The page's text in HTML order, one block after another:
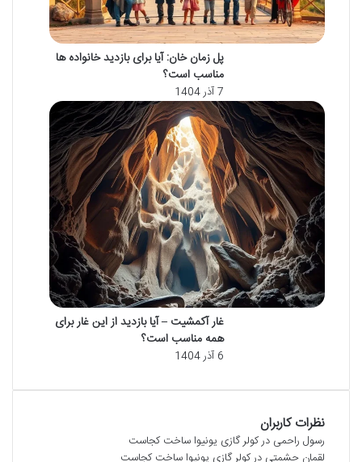
پل زمان خان: آیا برای بازدید خانواده ها
مناسب است؟
7 آذر 1404
غار آکمشیت – آیا بازدید از این غار برای
همه مناسب است؟
6 آذر 1404
نظرات کاربران
رسول راحمی درکولر گازی یونیوا ساخت کجاست
لقمان حشمتی درکولر گازی یونیوا ساخت کجاست